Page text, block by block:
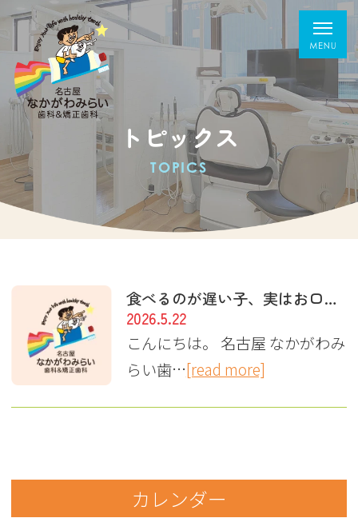
トピックス
TOPICS
食べるのが遅い子、実はお口の機能が関係する？ 〜“性格”だけではないこともあります〜
2026.5.22
こんにちは。 名古屋 なかがわみ
らい歯…[read more]
カレンダー